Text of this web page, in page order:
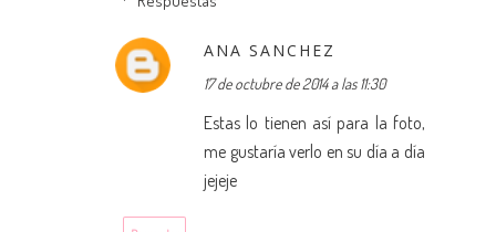
ANA SANCHEZ
17 de octubre de 2014 a las 11:30
Estas lo tienen así para la foto,
me gustaría verlo en su día a día
jejeje